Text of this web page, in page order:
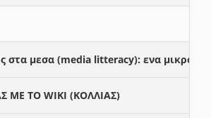
στα μεσα (media litteracy): ενα μικρο
ΜΕ ΤΟ WIKI (ΚΟΛΛΙΑΣ)